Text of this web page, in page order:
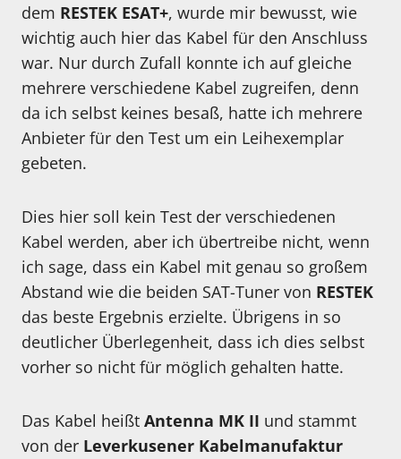
dem RESTEK ESAT+, wurde mir bewusst, wie
wichtig auch hier das Kabel für den Anschluss
war. Nur durch Zufall konnte ich auf gleiche
mehrere verschiedene Kabel zugreifen, denn
da ich selbst keines besaß, hatte ich mehrere
Anbieter für den Test um ein Leihexemplar
gebeten.
Dies hier soll kein Test der verschiedenen
Kabel werden, aber ich übertreibe nicht, wenn
ich sage, dass ein Kabel mit genau so großem
Abstand wie die beiden SAT-Tuner von RESTEK
das beste Ergebnis erzielte. Übrigens in so
deutlicher Überlegenheit, dass ich dies selbst
vorher so nicht für möglich gehalten hatte.
Das Kabel heißt Antenna MK II und stammt
von der Leverkusener Kabelmanufaktur